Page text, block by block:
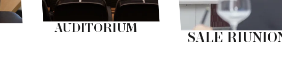
AUDITORIUM
SALE